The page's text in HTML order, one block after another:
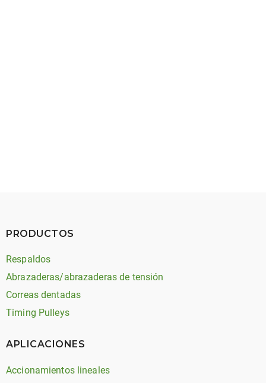
PRODUCTOS
Respaldos
Abrazaderas/abrazaderas de tensión
Correas dentadas
Timing Pulleys
APLICACIONES
Accionamientos lineales